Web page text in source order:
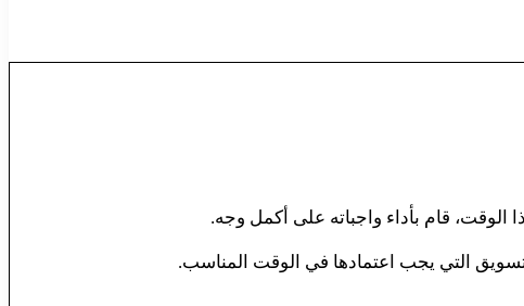
التي يجب اعتمادها في الوقت المناسب.